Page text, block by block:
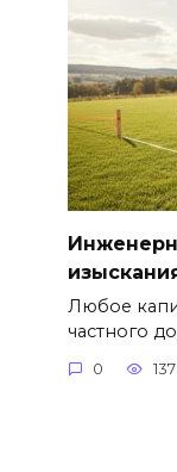
Любое
частного
0 137